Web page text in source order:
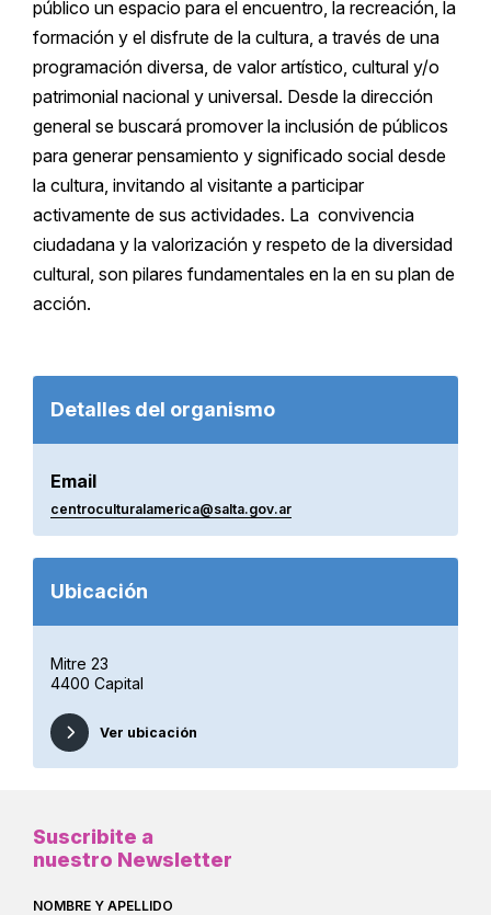
público un espacio para el encuentro, la recreación, la
formación y el disfrute de la cultura, a través de una
programación diversa, de valor artístico, cultural y/o
patrimonial nacional y universal. Desde la dirección
general se buscará promover la inclusión de públicos
para generar pensamiento y significado social desde
la cultura, invitando al visitante a participar
activamente de sus actividades. La convivencia
ciudadana y la valorización y respeto de la diversidad
cultural, son pilares fundamentales en la en su plan de
acción.
Detalles del organismo
Email
centroculturalamerica@salta.gov.ar
Ubicación
Mitre 23
4400 Capital
Ver ubicación
Suscribite a
nuestro Newsletter
NOMBRE Y APELLIDO